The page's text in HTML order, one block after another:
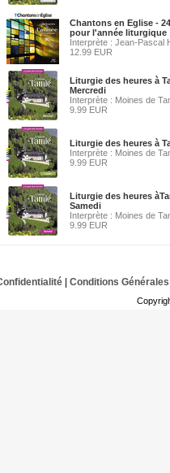
Chantons en Eglise -
pour l'année liturgique
Interprète : Jean-Pascal
12.99 EUR
Liturgie des heures à
Mercredi
Interprète : Moines de
9.99 EUR
Liturgie des heures à
Interprète : Moines de
9.99 EUR
Liturgie des heures
Samedi
Interprète : Moines de
9.99 EUR
| Conditions Générales